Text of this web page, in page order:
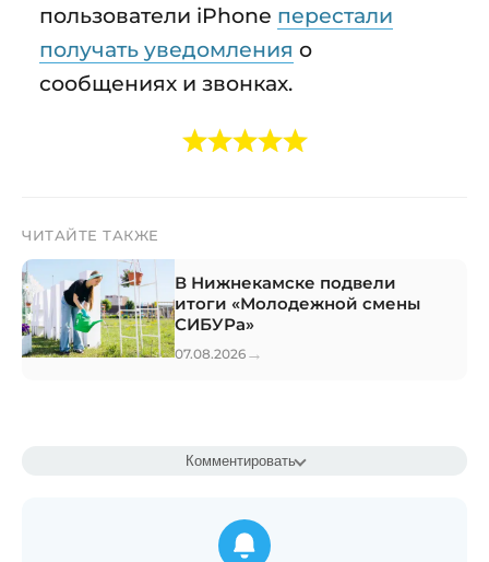
пользователи iPhone перестали
получать уведомления о
сообщениях и звонках.
ЧИТАЙТЕ ТАКЖЕ
В Нижнекамске подвели
итоги «Молодежной смены
СИБУРа»
07.08.2026 →
Комментировать